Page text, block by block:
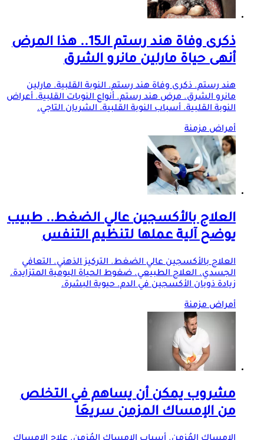
ذكرى وفاة هند رستم الـ15.. هذا المرض
أنهى حياة مارلين مانرو الشرق
هند رستم. ذكرى وفاة هند رستم. النوبة القلبية. مارلين
مانرو الشرق. مرض هند رستم. أنواع النوبات القلبية. أعراض
النوبة القلبية. أسباب النوبة القلبية. الشريان التاجي.
أمراض مزمنة
العلاج بالأكسجين عالي الضغط.. طبيب
يوضح آلية عملها لتنظيم التنفس
العلاج بالأكسجين عالي الضغط. التركيز الذهني. التعافي
الجسدي. العلاج الطبيعي. ضغوط الحياة اليومية المتزايدة.
زيادة ذوبان الأكسجين في الدم. حيوية البشرة.
أمراض مزمنة
مشروب يمكن أن يساهم في التخلص
من الإمساك المزمن سريعَا